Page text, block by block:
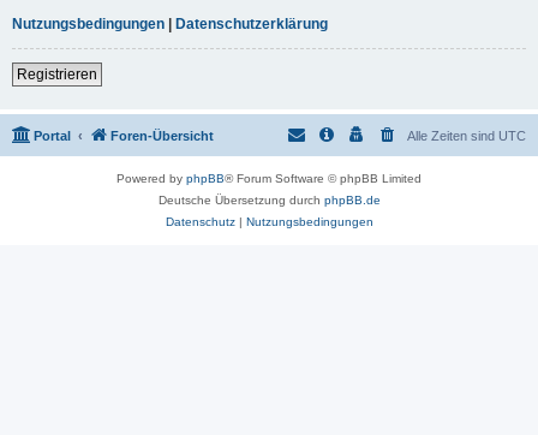
Nutzungsbedingungen | Datenschutzerklärung
Registrieren
Portal Foren-Übersicht Alle Zeiten sind UTC
Powered by phpBB® Forum Software © phpBB Limited
Deutsche Übersetzung durch phpBB.de
Datenschutz| Nutzungsbedingungen